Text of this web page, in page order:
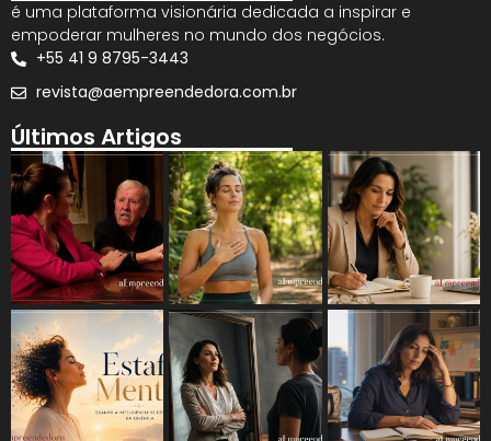
é uma plataforma visionária dedicada a inspirar e
empoderar mulheres no mundo dos negócios.
+55 41 9 8795-3443
revista@aempreendedora.com.br
Últimos Artigos